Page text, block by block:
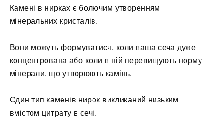
Камені в нирках є болючим утворенням
мінеральних кристалів.
Вони можуть формуватися, коли ваша сеча дуже
концентрована або коли в ній перевищують норму
мінерали, що утворюють камінь.
Один тип каменів нирок викликаний низьким
вмістом цитрату в сечі.